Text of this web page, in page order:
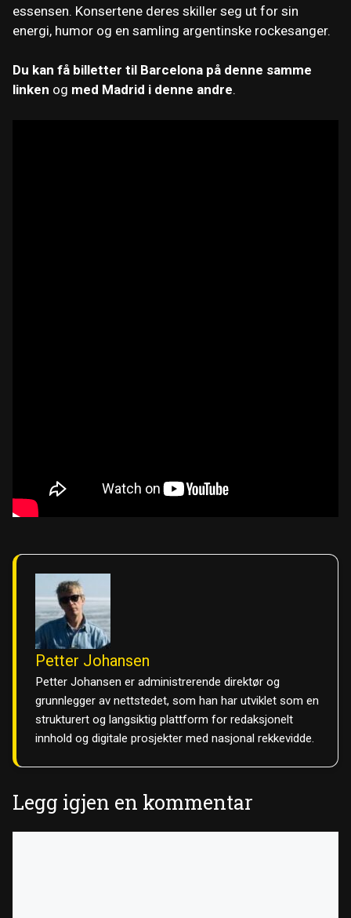
essensen. Konsertene deres skiller seg ut for sin
energi, humor og en samling argentinske rockesanger.
Du kan få billetter til Barcelona på denne samme
linken og med Madrid i denne andre.
Petter Johansen
Petter Johansen er administrerende direktør og
grunnlegger av nettstedet, som han har utviklet som en
strukturert og langsiktig plattform for redaksjonelt
innhold og digitale prosjekter med nasjonal rekkevidde.
Legg igjen en kommentar